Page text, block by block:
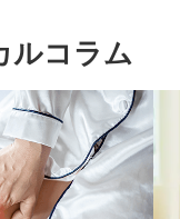
ルコラム